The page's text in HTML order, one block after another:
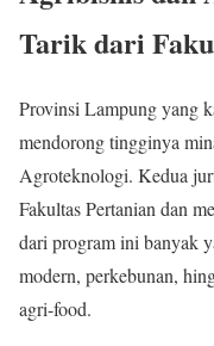
Tarik dari
Provinsi Lampung yang
mendorong tingginya
Agroteknologi. Kedua
Fakultas Pertanian dan
dari program ini banyak
modern, perkebunan,
agri-food.